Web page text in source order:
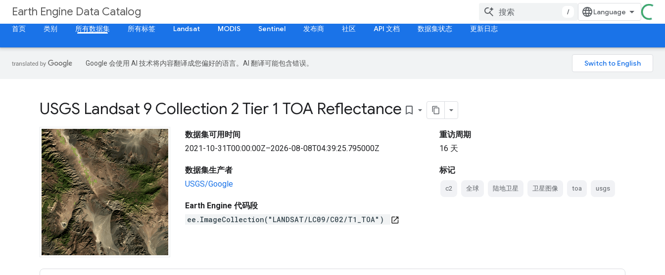
Earth Engine Data Catalog
/
首页
类别 所有数据集 所有标签 Landsat MODIS Sentinel 发布商 社区 API 文档 数据集状态 更新日志
Google 会使用 AI 技术将内容翻译成您偏好的语言。AI 翻译可能包含错误。
USGS Landsat 9 Collection 2 Tier 1 TOA Reflectance bookmark_border
数据集可用时间
2021-10-31T00:00:00Z–2026-08-08T04:39:25.795000Z
数据集生产者
USGS/Google
Earth Engine 代码段
ee.ImageCollection("LANDSAT/LC09/C02/T1_TOA")
open_in_new
重访周期
16 天
标记
c2 全球 陆地卫星 卫星图像 toa usgs